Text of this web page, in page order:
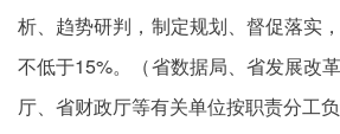
析、趋势研判，制定规划、督促落实
不低于15%。（省数据局、省发展改
厅、省财政厅等有关单位按职责分工负